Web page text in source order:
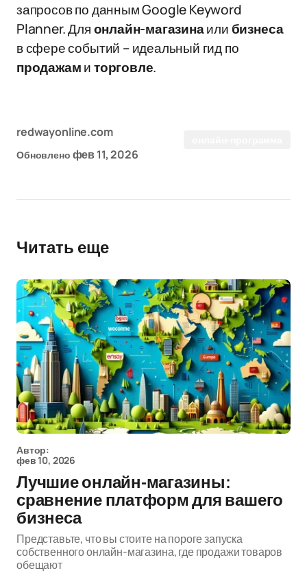
запросов по данным Google Keyword
Planner. Дляонлайн-магазинаилибизнеса
в сфере событий – идеальный гид по
продажамиторговле.
redwayonline.com
Обновлено фев 11, 2026
Читать еще
Автор:
фев 10, 2026
Лучшие онлайн-магазины:
сравнение платформ для вашего
бизнеса
Представьте, что вы стоите на пороге запуска
собственного онлайн-магазина, где продажи товаров
обещают